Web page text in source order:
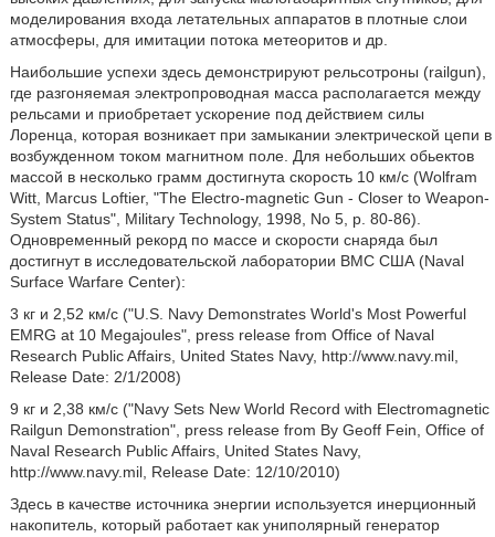
моделирования входа летательных аппаратов в плотные слои
атмосферы, для имитации потока метеоритов и др.
Наибольшие успехи здесь демонстрируют рельсотроны (railgun),
где разгоняемая электропроводная масса располагается между
рельсами и приобретает ускорение под действием силы
Лоренца, которая возникает при замыкании электрической цепи в
возбужденном током магнитном поле. Для небольших обьектов
массой в несколько грамм достигнута скорость 10 км/с (Wolfram
Witt, Marcus Loftier, "The Electro-magnetic Gun - Closer to Weapon-
System Status", Military Technology, 1998, No 5, p. 80-86).
Одновременный рекорд по массе и скорости снаряда был
достигнут в исследовательской лаборатории ВМС США (Naval
Surface Warfare Center):
3 кг и 2,52 км/с ("U.S. Navy Demonstrates World's Most Powerful
EMRG at 10 Megajoules", press release from Office of Naval
Research Public Affairs, United States Navy, http://www.navy.mil,
Release Date: 2/1/2008)
9 кг и 2,38 км/с ("Navy Sets New World Record with Electromagnetic
Railgun Demonstration", press release from By Geoff Fein, Office of
Naval Research Public Affairs, United States Navy,
http://www.navy.mil, Release Date: 12/10/2010)
Здесь в качестве источника энергии используется инерционный
накопитель, который работает как униполярный генератор